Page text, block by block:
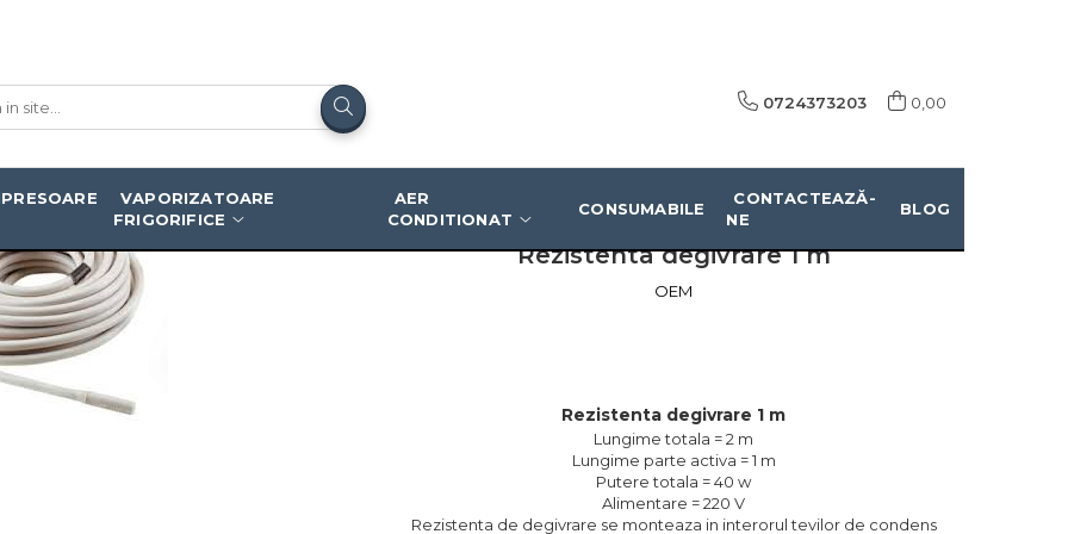
0724373203 0,00
VAPORIZATOARE
FRIGORIFICE
AER
CONDITIONAT
CONSUMABILE
CONTACTEAZĂ-
NE
BLOG
Rezistenta degivrare 1 m
OEM
Rezistenta degivrare 1 m
Lungime totala = 2 m
Lungime parte activa = 1 m
Putere totala = 40 w
Alimentare = 220 V
Rezistenta de degivrare se monteaza in interorul tevilor de condens